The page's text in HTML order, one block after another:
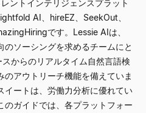
ントインテリジェンスプラット
AI、hireEZ、SeekOut、
です。Lessie AIは、
ソーシングを求めるチームにと
からのリアルタイム自然言語検
アウトリーチ機能を備えていま
イートは、労働力分析に優れてい
のガイドでは、各プラットフォー